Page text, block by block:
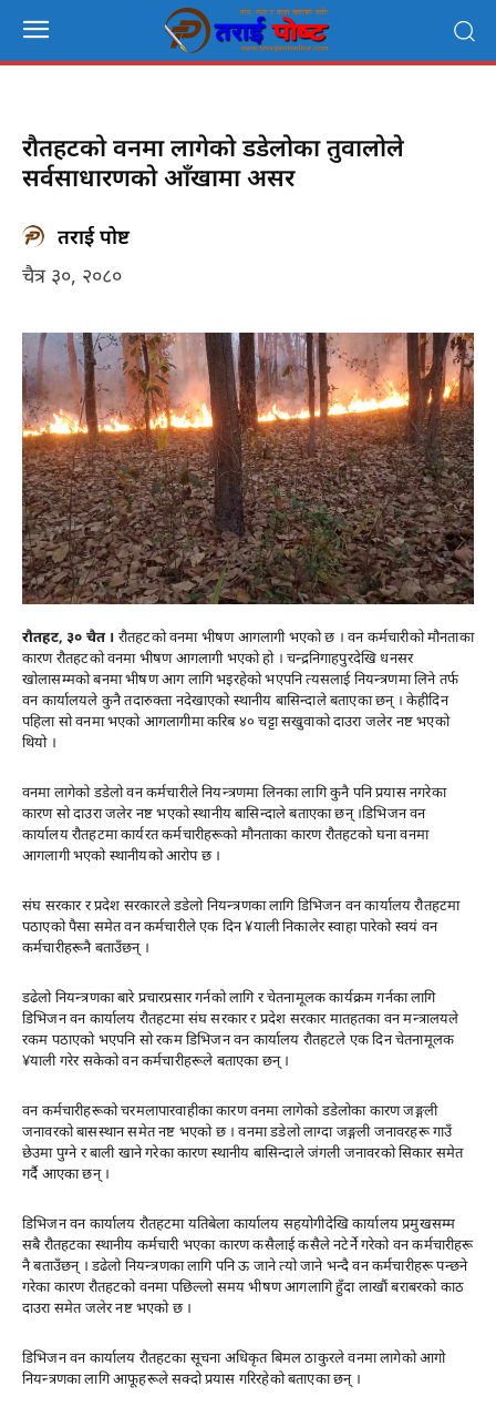
रौतहटको वनमा लागेको डडेलोका तुवालोले
सर्वसाधारणको आँखामा असर
तराई पोष्ट
चैत्र ३०, २०८०
रौतहट, ३० चैत । रौतहटको वनमा भीषण आगलागी भएको छ । वन कर्मचारीको मौनताका
कारण रौतहटको वनमा भीषण आगलागी भएको हो । चन्द्रनिगाहपुरदेखि धनसर
खोलासम्मको बनमा भीषण आग लागि भइरहेको भएपनि त्यसलाई नियन्त्रणमा लिने तर्फ
वन कार्यालयले कुनै तदारुक्ता नदेखाएको स्थानीय बासिन्दाले बताएका छन् । केहीदिन
पहिला सो वनमा भएको आगलागीमा करिब ४० चट्टा सखुवाको दाउरा जलेर नष्ट भएको
थियो ।
वनमा लागेको डडेलो वन कर्मचारीले नियन्त्रणमा लिनका लागि कुनै पनि प्रयास नगरेका
कारण सो दाउरा जलेर नष्ट भएको स्थानीय बासिन्दाले बताएका छन् ।डिभिजन वन
कार्यालय रौतहटमा कार्यरत कर्मचारीहरूको मौनताका कारण रौतहटको घना वनमा
आगलागी भएको स्थानीयको आरोप छ ।
संघ सरकार र प्रदेश सरकारले डडेलो नियन्त्रणका लागि डिभिजन वन कार्यालय रौतहटमा
पठाएको पैसा समेत वन कर्मचारीले एक दिन ¥याली निकालेर स्वाहा पारेको स्वयं वन
कर्मचारीहरूनै बताउँछन् ।
डढेलो नियन्त्रणका बारे प्रचारप्रसार गर्नको लागि र चेतनामूलक कार्यक्रम गर्नका लागि
डिभिजन वन कार्यालय रौतहटमा संघ सरकार र प्रदेश सरकार मातहतका वन मन्त्रालयले
रकम पठाएको भएपनि सो रकम डिभिजन वन कार्यालय रौतहटले एक दिन चेतनामूलक
¥याली गरेर सकेको वन कर्मचारीहरूले बताएका छन् ।
वन कर्मचारीहरूको चरमलापारवाहीका कारण वनमा लागेको डडेलोका कारण जङ्गली
जनावरको बासस्थान समेत नष्ट भएको छ । वनमा डडेलो लाग्दा जङ्गली जनावरहरू गाउँ
छेउमा पुग्ने र बाली खाने गरेका कारण स्थानीय बासिन्दाले जंगली जनावरको सिकार समेत
गर्दै आएका छन् ।
डिभिजन वन कार्यालय रौतहटमा यतिबेला कार्यालय सहयोगीदेखि कार्यालय प्रमुखसम्म
सबै रौतहटका स्थानीय कर्मचारी भएका कारण कसैलाई कसैले नटेर्ने गरेको वन कर्मचारीहरू
नै बताउँछन् । डढेलो नियन्त्रणका लागि पनि ऊ जाने त्यो जाने भन्दै वन कर्मचारीहरू पन्छने
गरेका कारण रौतहटको वनमा पछिल्लो समय भीषण आगलागि हुँदा लाखौं बराबरको काठ
दाउरा समेत जलेर नष्ट भएको छ ।
डिभिजन वन कार्यालय रौतहटका सूचना अधिकृत बिमल ठाकुरले वनमा लागेको आगो
नियन्त्रणका लागि आफूहरूले सक्दो प्रयास गरिरहेको बताएका छन् ।